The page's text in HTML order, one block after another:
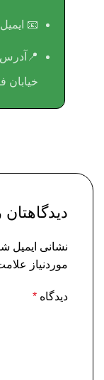
📧
خیابان
دیدگاهتان
نشانی ایمیل
موردنیاز
دیدگاه *